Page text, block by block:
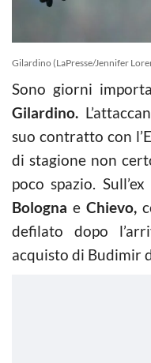
Gilardino (LaPresse/Jennifer
Sono giorni
Gilardino.
suo contratto con
di stagione non
poco spazio.
Bologna e Chievo,
defilato dopo
acquisto di Budimir